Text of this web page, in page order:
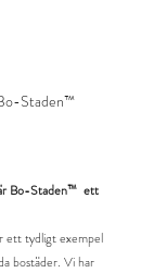
Staden™
Bo-Staden™  ett
ett tydligt exempel
bostäder. Vi har